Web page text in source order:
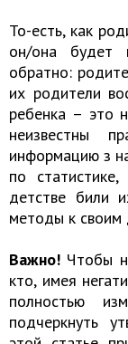
То-есть, как
он/она будет
обратно:
их родители
ребенка – это
неизвестны
информацию з
по
детстве били
методы к своим
Важно! Чтобы
кто, имея
полностью
подчеркнуть